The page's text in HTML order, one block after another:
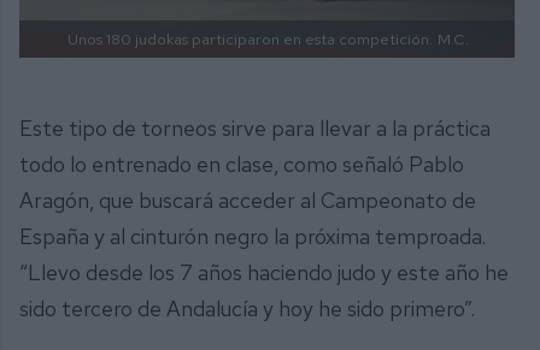
Unos 180 judokas participaron en esta competición. M.C.
Este tipo de torneos sirve para llevar a la práctica
todo lo entrenado en clase, como señaló Pablo
Aragón, que buscará acceder al Campeonato de
España y al cinturón negro la próxima temproada.
“Llevo desde los 7 años haciendo judo y este año he
sido tercero de Andalucía y hoy he sido primero”.